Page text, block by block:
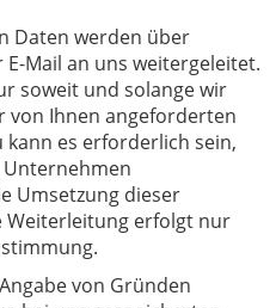
Daten werden über
Mail an uns weitergeleitet.
soweit und solange wir
von Ihnen angeforderten
kann es erforderlich sein,
Umsetzung dieser
Weiterleitung erfolgt nur
von Gründen